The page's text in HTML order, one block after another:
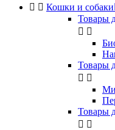
  Кошки и собаки
Товары
 
Товары
 
Товары
 